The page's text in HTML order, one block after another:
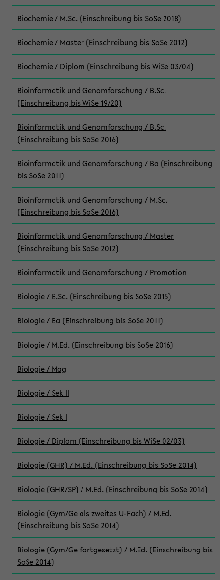
Biochemie / M.Sc. (Einschreibung bis SoSe 2018)
Biochemie / Master (Einschreibung bis SoSe 2012)
Biochemie / Diplom (Einschreibung bis WiSe 03/04)
Bioinformatik und Genomforschung / B.Sc.
(Einschreibung bis WiSe 19/20)
Bioinformatik und Genomforschung / B.Sc.
(Einschreibung bis SoSe 2016)
Bioinformatik und Genomforschung / Ba (Einschreibung
bis SoSe 2011)
Bioinformatik und Genomforschung / M.Sc.
(Einschreibung bis SoSe 2016)
Bioinformatik und Genomforschung / Master
(Einschreibung bis SoSe 2012)
Bioinformatik und Genomforschung / Promotion
Biologie / B.Sc. (Einschreibung bis SoSe 2015)
Biologie / Ba (Einschreibung bis SoSe 2011)
Biologie / M.Ed. (Einschreibung bis SoSe 2016)
Biologie / Mag
Biologie / Sek II
Biologie / Sek I
Biologie / Diplom (Einschreibung bis WiSe 02/03)
Biologie (GHR) / M.Ed. (Einschreibung bis SoSe 2014)
Biologie (GHR/SP) / M.Ed. (Einschreibung bis SoSe 2014)
Biologie (Gym/Ge als zweites U-Fach) / M.Ed.
(Einschreibung bis SoSe 2014)
Biologie (Gym/Ge fortgesetzt) / M.Ed. (Einschreibung bis
SoSe 2014)